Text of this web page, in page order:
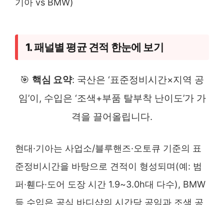
1. 패널별 평균 견적 한눈에 보기
🎯 핵심 요약: 국산은 ‘표준정비시간×지역 공
임’이, 수입은 ‘조색+부품 탈부착 난이도’가 가
격을 끌어올립니다.
현대·기아는 사업소/블루핸즈·오토큐 기준의 표
준정비시간을 바탕으로 견적이 형성되며(예: 범
퍼·휀다·도어 도장 시간 1.9~3.0h대 다수), BMW
등 수입은 공식 바디샵의 시간당 공임과 조색 공